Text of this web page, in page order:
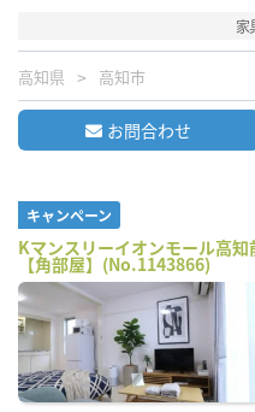
家
高知県 高知市
お問合わせ
キャンペーン
Kマンスリーイオンモール高
【角部屋】(No.1143866)